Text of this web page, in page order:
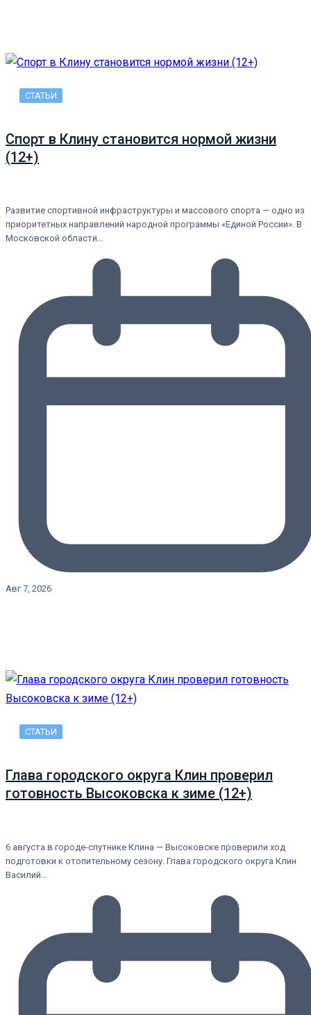
СТАТЬИ
Спорт в Клину становится нормой жизни
(12+)
Развитие спортивной инфраструктуры и массового спорта — одно из
приоритетных направлений народной программы «Единой России». В
Московской области…
Авг 7, 2026
СТАТЬИ
Глава городского округа Клин проверил
готовность Высоковска к зиме (12+)
6 августа в городе-спутнике Клина — Высоковске проверили ход
подготовки к отопительному сезону. Глава городского округа Клин
Василий…